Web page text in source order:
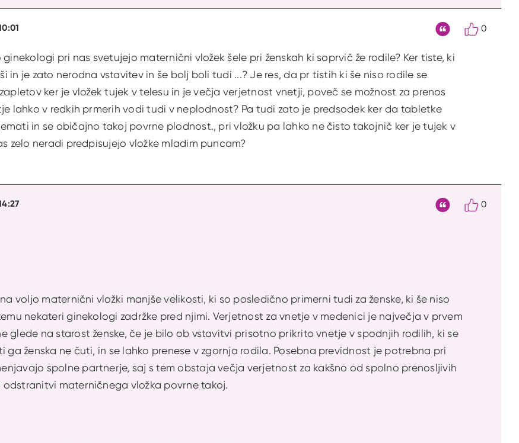
ginekologi pri nas svetujejo maternični vložek šele pri ženskah ki soprvič že rodile? Ker tiste, ki
in je zato nerodna vstavitev in še bolj boli tudi ...? Je res, da pr tistih ki še niso rodile se
ker je vložek tujek v telesu in je večja verjetnost vnetji, poveč se možnost za prenos
lahko v redkih prmerih vodi tudi v neplodnost? Pa tudi zato je predsodek ker da tabletke
in se običajno takoj povrne plodnost., pri vložku pa lahko ne čisto takojnič ker je tujek v
zelo neradi predpisujejo vložke mladim puncam?
0
voljo maternični vložki manjše velikosti, ki so posledično primerni tudi za ženske, ki še niso
nekateri ginekologi zadržke pred njimi. Verjetnost za vnetje v medenici je največja v prvem
glede na starost ženske, če je bilo ob vstavitvi prisotno prikrito vnetje v spodnjih rodilih, ki se
ga ženska ne čuti, in se lahko prenese v zgornja rodila. Posebna previdnost je potrebna pri
spolne partnerje, saj s tem obstaja večja verjetnost za kakšno od spolno prenosljivih
odstranitvi materničnega vložka povrne takoj.
0